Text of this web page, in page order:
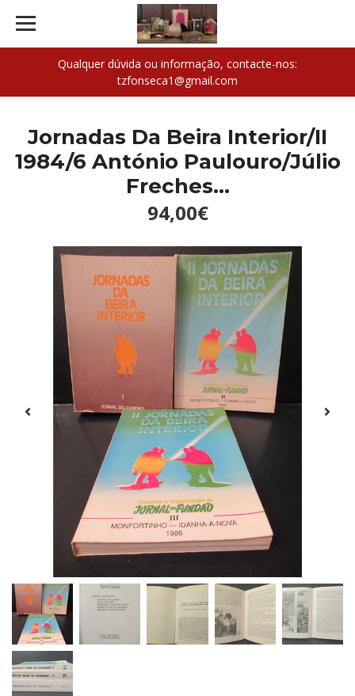
Qualquer dúvida ou informação, contacte-nos:
tzfonseca1@gmail.com
Jornadas Da Beira Interior/II
1984/6 António Paulouro/Júlio
Freches...
94,00€